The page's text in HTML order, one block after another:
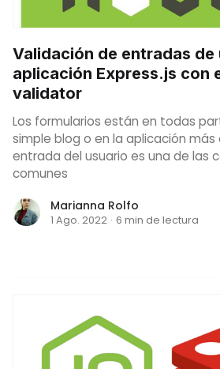
Validación de entradas de
aplicación Express.js con
validator
Los formularios están en todas
simple blog o en la aplicación más
entrada del usuario es una de las
comunes
Marianna Rolfo
1 Ago. 2022 · 6 min de lectura